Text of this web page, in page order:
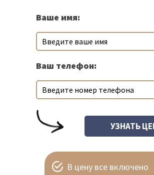
Ваше имя:
Ваш телефон:
В цену все включено